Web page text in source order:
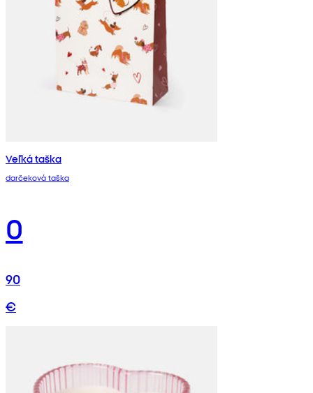
Veľká taška
darčeková taška
0
90
€